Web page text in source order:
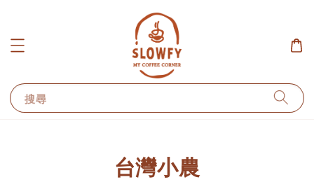
搜尋
台灣小農